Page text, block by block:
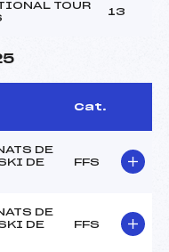
TOUR
13
Cat.
DE
DE
FFS
DE
DE
FFS